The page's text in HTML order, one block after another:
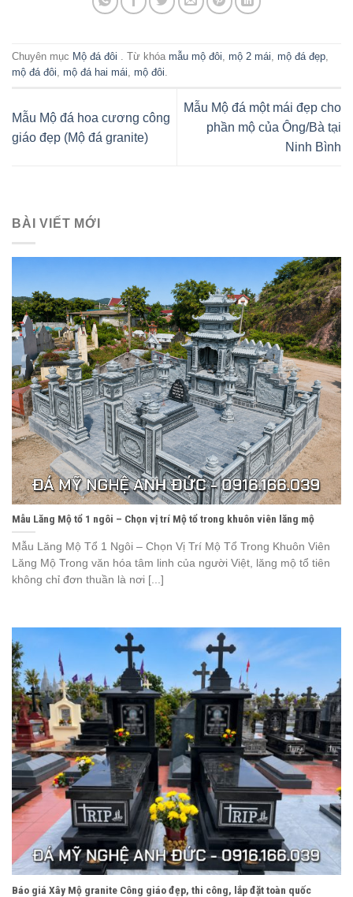
Chuyên mục Mộ đá đôi . Từ khóa mẫu mộ đôi, mộ 2 mái, mộ đá đẹp,
mộ đá đôi, mộ đá hai mái, mộ đôi.
Mẫu Mộ đá hoa cương công
giáo đẹp (Mộ đá granite)
Mẫu Mộ đá một mái đẹp cho
phần mộ của Ông/Bà tại
Ninh Bình
BÀI VIẾT MỚI
Mẫu Lăng Mộ tổ 1 ngôi – Chọn vị trí Mộ tổ trong khuôn viên lăng mộ
Mẫu Lăng Mộ Tổ 1 Ngôi – Chọn Vị Trí Mộ Tổ Trong Khuôn Viên
Lăng Mộ Trong văn hóa tâm linh của người Việt, lăng mộ tổ tiên
không chỉ đơn thuần là nơi [...]
Báo giá Xây Mộ granite Công giáo đẹp, thi công, lắp đặt toàn quốc